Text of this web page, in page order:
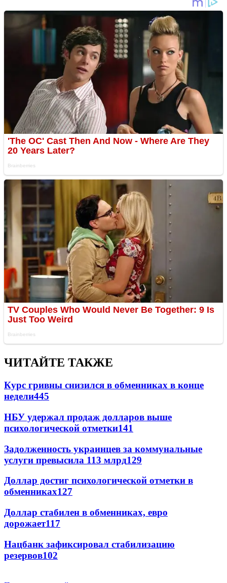
ЧИТАЙТЕ ТАКЖЕ
Курс гривны снизился в обменниках в конце
недели445
НБУ удержал продаж долларов выше
психологической отметки141
Задолженность украинцев за коммунальные
услуги превысила 113 млрд129
Доллар достиг психологической отметки в
обменниках127
Доллар стабилен в обменниках, евро
дорожает117
Нацбанк зафиксировал стабилизацию
резервов102